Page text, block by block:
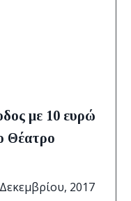
με 10 ευρώ
Θέατρο
2017